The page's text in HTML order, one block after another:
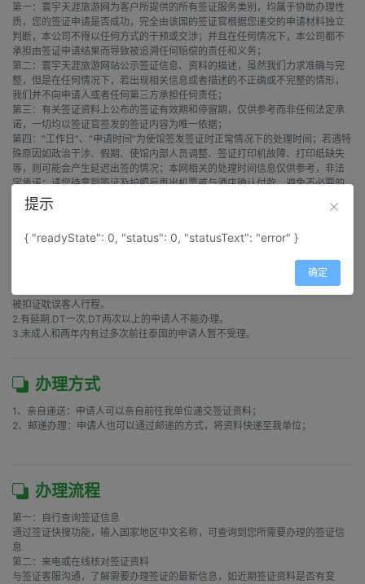
第一：寰宇天涯旅游网为客户所提供的所有签证服务类别，均属于协助办理性
质，您的签证申请是否成功，完全由该国的签证官根据您递交的申请材料独立
判断，本公司不得以任何方式的干预或交涉；并且在任何情况下，本公司都不
承担由签证申请结果而导致被追溯任何赔偿的责任和义务；
第二：寰宇天涯旅游网站公示签证信息、资料的描述，虽然我们力求准确与完
整，但是在任何情况下，若出现相关信息或者描述的不正确或不完整的情形，
我们并不向申请人或者任何第三方承担任何责任；
第三：有关签证资料上公布的签证有效期和停留期，仅供参考而非任何法定承
诺，一切均以签证官签发的签证内容为唯一依据；
第四：“工作日”、“申请时间”为使馆签发签证时正常情况下的处理时间；若遇特
殊原因如政治干涉、假期、使馆内部人员调整、签证打印机故障、打印纸缺失
等，则可能会产生延迟出签的情况；本网相关的处理时间信息仅供参考，非法
定承诺；请您待拿到签证及护照后再出机票或与酒店确认付款，避免不必要的
损失，寰宇天涯旅游网不承担签证以外其它费用；am
注意事项
1.泰国领事馆对照片的要求较为严格，如护照签发日期至今已超过半年，就不能
提供与护照首页相同的照片，需准备其他照。必须要提供近半年照片，否则会
被扣证耽误客人行程。
2.有延期.DT一次.DT两次以上的申请人不能办理。
3.未成人和两年内有过多次前往泰国的申请人暂不受理。
办理方式
1、亲自递送：申请人可以亲自前往我单位递交签证资料；
2、邮递办理：申请人也可以通过邮递的方式，将资料快递至我单位；
办理流程
第一：自行查询签证信息
通过签证快搜功能，输入国家地区中文名称，可查询到您所需要办理的签证信
息
第二：来电或在线核对签证资料
与签证客服沟通，了解需要办理签证的最新信息，如近期签证资料是否有变
提示
{ "readyState": 0, "status": 0, "statusText": "error" }
确定